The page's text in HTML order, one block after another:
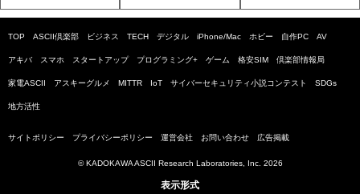
TOP ASCII倶楽部 ビジネス TECH デジタル iPhone/Mac ホビー 自作PC AV
アキバ スマホ スタートアップ プログラミング+ ゲーム 格安SIM 倶楽部情報局
家電ASCII アスキーグルメ MITTR IoT サイバーセキュリティ小説コンテスト SDGs
地方活性
サイトポリシー プライバシーポリシー 運営会社 お問い合わせ 広告掲載
© KADOKAWA ASCII Research Laboratories, Inc. 2026
表示形式